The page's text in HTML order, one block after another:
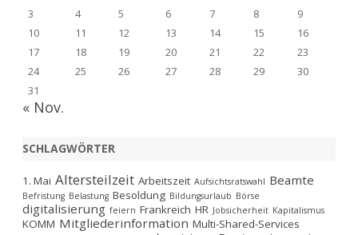
3
4 5 6 7 8
9
10
11 12 13 14 15
16
17
18 19 20 21 22
23
24
25 26 27 28 29
30
31
« Nov.
SCHLAGWÖRTER
1. Mai Altersteilzeit Arbeitszeit Aufsichtsratswahl Beamte
Befristung Belastung Besoldung Bildungsurlaub Börse
digitalisierung feiern Frankreich HR Jobsicherheit Kapitalismus
KOMM Mitgliederinformation Multi-Shared-Services